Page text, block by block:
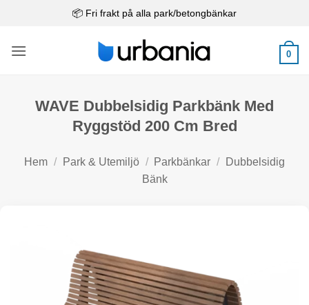
📦 Fri frakt på alla park/betongbänkar
0
WAVE Dubbelsidig Parkbänk Med
Ryggstöd 200 Cm Bred
Hem / Park & Utemiljö / Parkbänkar /
Dubbelsidig
Bänk